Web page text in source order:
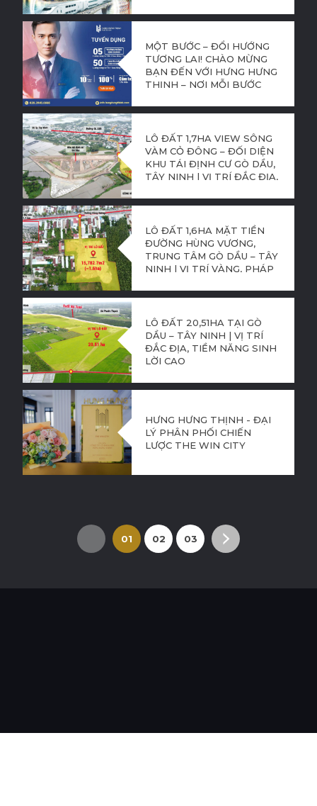
MỘT BƯỚC – ĐỔI HƯỚNG
TƯƠNG LAI! CHÀO MỪNG
BẠN ĐẾN VỚI HƯNG HƯNG
THỊNH – NƠI MỖI BƯỚC
PHÁ!
LÔ ĐẤT 1,7HA VIEW SÔNG
VÀM CỎ ĐÔNG – ĐỐI DIỆN
KHU TÁI ĐỊNH CƯ GÒ DẦU,
TÂY NINH | VỊ TRÍ ĐẮC ĐỊA,
CỰC LỚN
LÔ ĐẤT 1,6HA MẶT TIỀN
ĐƯỜNG HÙNG VƯƠNG,
TRUNG TÂM GÒ DẦU – TÂY
NINH | VỊ TRÍ VÀNG, PHÁP
SINH LỜI CAO
LÔ ĐẤT 20,51HA TẠI GÒ
DẦU – TÂY NINH | VỊ TRÍ
ĐẮC ĐỊA, TIỀM NĂNG SINH
LỜI CAO
HƯNG HƯNG THỊNH - ĐẠI
LÝ PHÂN PHỐI CHIẾN
LƯỢC THE WIN CITY
01 02 03 04